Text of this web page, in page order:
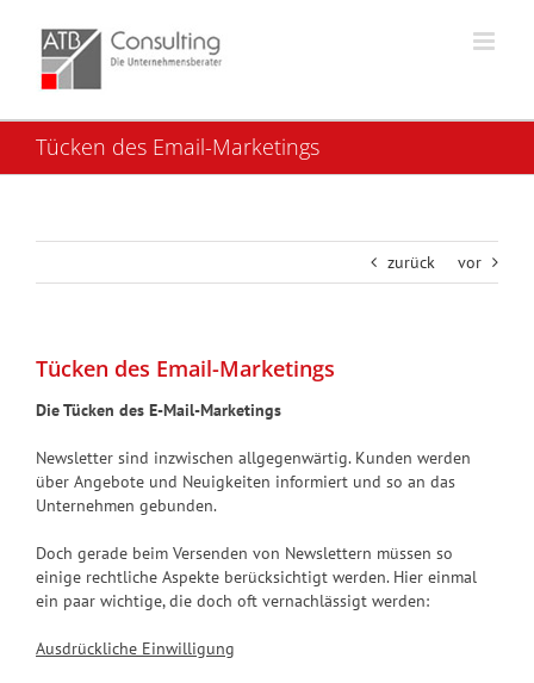
content
Tücken des Email-Marketings
zurück vor
Tücken des Email-Marketings
Die Tücken des E-Mail-Marketings
Newsletter sind inzwischen allgegenwärtig. Kunden werden
über Angebote und Neuigkeiten informiert und so an das
Unternehmen gebunden.
Doch gerade beim Versenden von Newslettern müssen so
einige rechtliche Aspekte berücksichtigt werden. Hier einmal
ein paar wichtige, die doch oft vernachlässigt werden:
Ausdrückliche Einwilligung